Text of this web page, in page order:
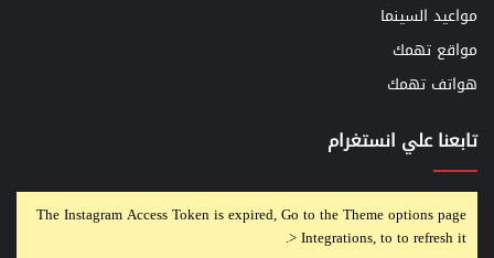
مواعيد السينما
مواقع تهمك
هواتف تهمك
تابعنا علي انستغرام
The Instagram Access Token is expired, Go to the Theme options page
> Integrations, to to refresh it.